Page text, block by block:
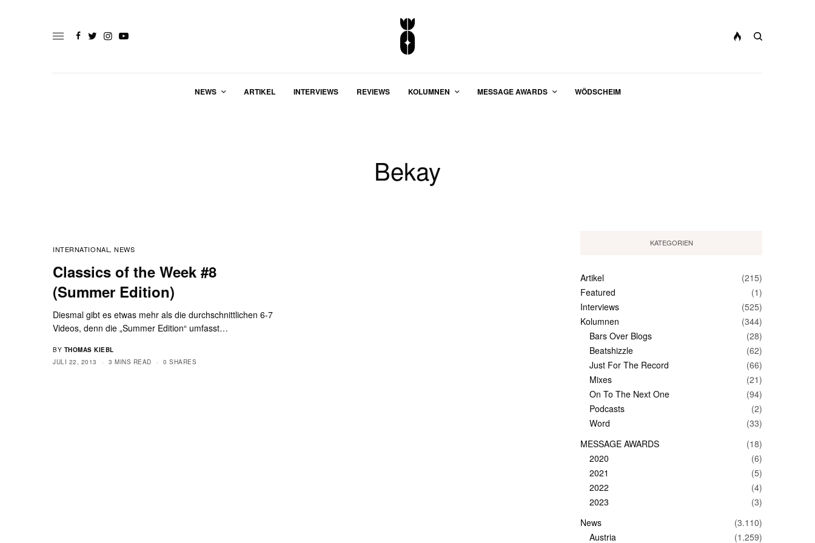
NEWS ARTIKEL INTERVIEWS REVIEWS KOLUMNEN MESSAGE AWARDS WÖDSCHEIM
Bekay
INTERNATIONAL ,NEWS
Classics of the Week #8
(Summer Edition)
Diesmal gibt es etwas mehr als die durchschnittlichen 6-7
Videos, denn die „Summer Edition“ umfasst…
BY THOMAS KIEBL
JULI 22, 2013
3 MINS READ 0 SHARES
KATEGORIEN
Artikel
(215)
Featured
(1)
Interviews
(525)
Kolumnen
(344)
Bars Over Blogs
(28)
Beatshizzle
(62)
Just For The Record
(66)
Mixes
(21)
On To The Next One
(94)
Podcasts
(2)
Word
(33)
MESSAGE AWARDS
(18)
2020
(6)
2021
(5)
2022
(4)
2023
(3)
News
(3.110)
Austria
(1.259)